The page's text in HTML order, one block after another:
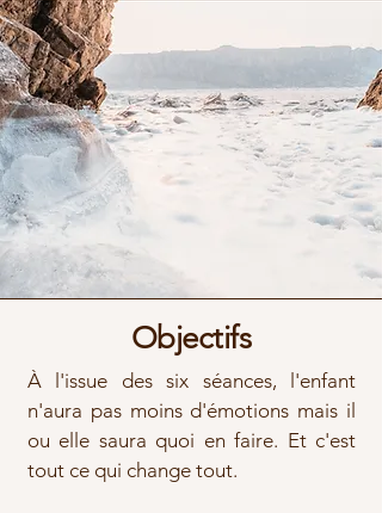
Objectifs
À l'issue des six séances, l'enfant
n'aura pas moins d'émotions mais il
ou elle saura quoi en faire. Et c'est
tout ce qui change tout.